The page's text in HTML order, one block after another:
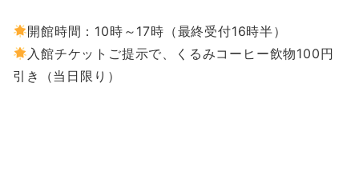
開館時間：10時～17時（最終受付16時半）
入館チケットご提示で、くるみコーヒー飲物100円
引き（当日限り）